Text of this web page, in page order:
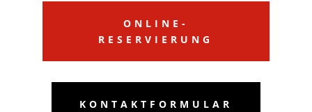
ONLINE-
RESERVIERUNG
KONTAKTFORMULAR